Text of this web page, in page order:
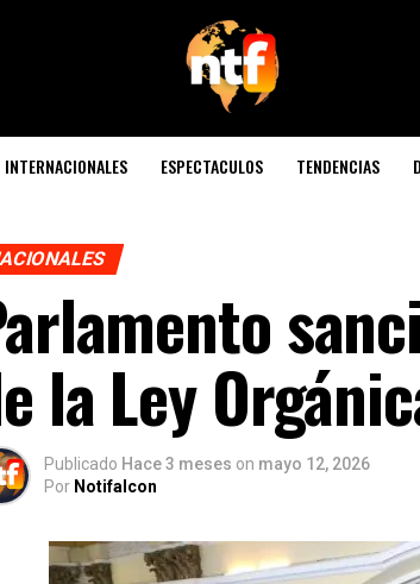
INTERNACIONALES ESPECTACULOS TENDENCIAS
la Ley
Publicado Hace 3 meses on mayo 12, 2026
Por Notifalcon